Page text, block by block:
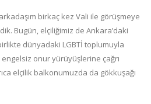
birkaç kez Vali ile görüşmeye
Bugün, elçiliğimiz de Ankara’daki
dünyadaki LGBTİ toplumuyla
engelsiz onur yürüyüşlerine çağrı
elçilik balkonumuzda da gökkuşağı